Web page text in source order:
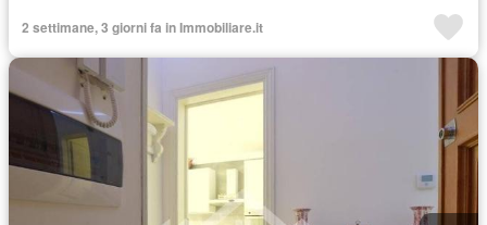
2 settimane, 3 giorni fa in Immobiliare.it